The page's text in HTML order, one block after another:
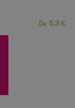
Da: 15,31 €